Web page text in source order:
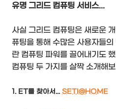
유명 그리드 컴퓨팅 서비스...
사실 그리드 컴퓨팅은 새로운
퓨팅을 통해 수많은 사용자들
란 컴퓨팅 파워를 끌어내기도
컴퓨팅 두 가지를 살짝 소개해
1. ET를 찾아서... SETI@HOME